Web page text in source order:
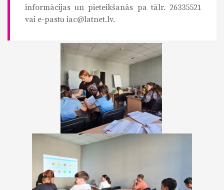
informācijas un pieteikšanās pa tālr. 26335521
vai e-pastu iac@latnet.lv.